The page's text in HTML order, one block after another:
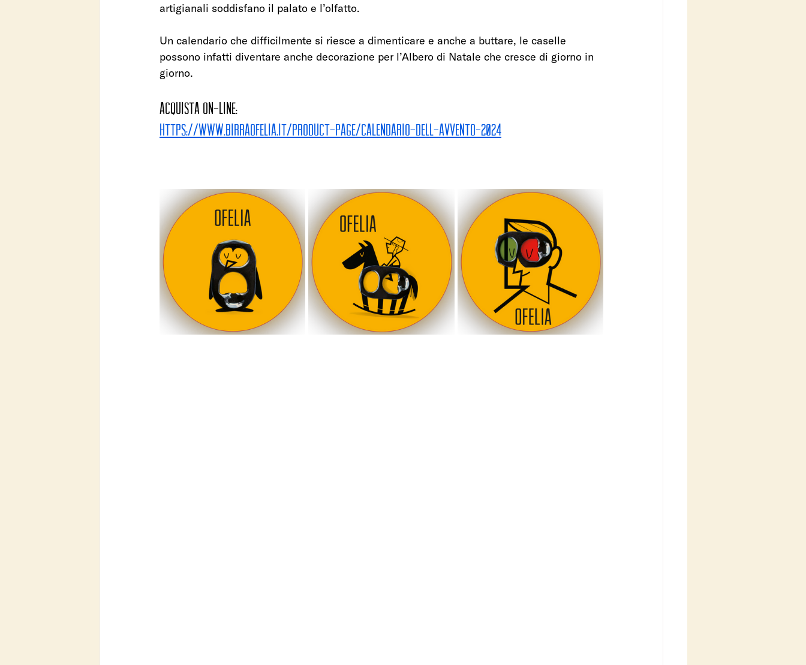
artigianali soddisfano il palato e l’olfatto.
Un calendario che difficilmente si riesce a dimenticare e anche a buttare, le caselle
possono infatti diventare anche decorazione per l’Albero di Natale che cresce di giorno in
giorno.
Acquista on-line:
https://www.birraofelia.it/product-page/calendario-dell-avvento-2024